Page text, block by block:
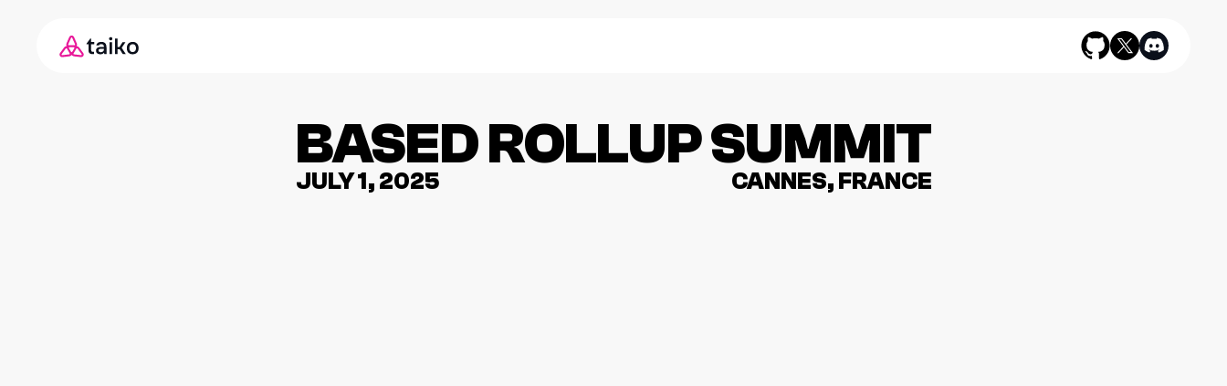
BASED ROLLUP SUMMIT
JULY 1, 2025 CANNES, FRANCE